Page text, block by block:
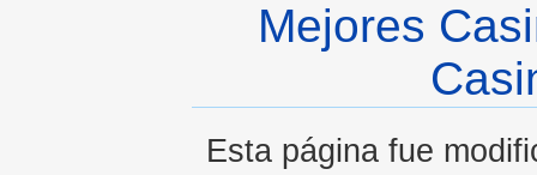
Mejores
Esta página fue